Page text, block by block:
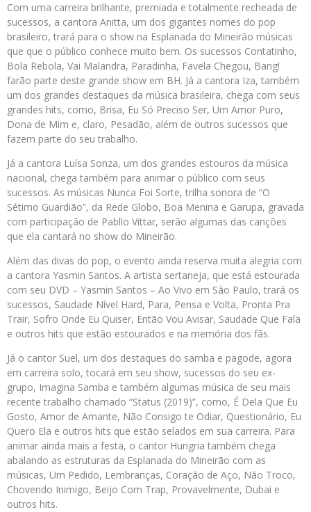
Com uma carreira brilhante, premiada e totalmente recheada de
sucessos, a cantora Anitta, um dos gigantes nomes do pop
brasileiro, trará para o show na Esplanada do Mineirão músicas
que que o público conhece muito bem. Os sucessos Contatinho,
Bola Rebola, Vai Malandra, Paradinha, Favela Chegou, Bang!
farão parte deste grande show em BH. Já a cantora Iza, também
um dos grandes destaques da música brasileira, chega com seus
grandes hits, como, Brisa, Eu Só Preciso Ser, Um Amor Puro,
Dona de Mim e, claro, Pesadão, além de outros sucessos que
fazem parte do seu trabalho.
Já a cantora Luísa Sonza, um dos grandes estouros da música
nacional, chega também para animar o público com seus
sucessos. As músicas Nunca Foi Sorte, trilha sonora de “O
Sétimo Guardião”, da Rede Globo, Boa Menina e Garupa, gravada
com participação de Pabllo Vittar, serão algumas das canções
que ela cantará no show do Mineirão.
Além das divas do pop, o evento ainda reserva muita alegria com
a cantora Yasmin Santos. A artista sertaneja, que está estourada
com seu DVD – Yasmin Santos – Ao Vivo em São Paulo, trará os
sucessos, Saudade Nível Hard, Para, Pensa e Volta, Pronta Pra
Trair, Sofro Onde Eu Quiser, Então Vou Avisar, Saudade Que Fala
e outros hits que estão estourados e na memória dos fãs.
Já o cantor Suel, um dos destaques do samba e pagode, agora
em carreira solo, tocará em seu show, sucessos do seu ex-
grupo, Imagina Samba e também algumas música de seu mais
recente trabalho chamado “Status (2019)”, como, É Dela Que Eu
Gosto, Amor de Amante, Não Consigo te Odiar, Questionário, Eu
Quero Ela e outros hits que estão selados em sua carreira. Para
animar ainda mais a festa, o cantor Hungria também chega
abalando as estruturas da Esplanada do Mineirão com as
músicas, Um Pedido, Lembranças, Coração de Aço, Não Troco,
Chovendo Inimigo, Beijo Com Trap, Provavelmente, Dubai e
outros hits.